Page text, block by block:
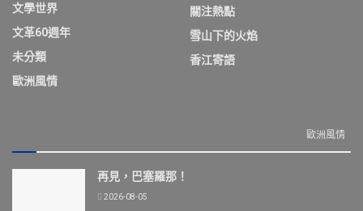
文學世界
文革60週年
未分類
歐洲風情
關注熱點
雪山下的火焰
香江寄語
歐洲風情
再見，巴塞羅那！
2026-08-05